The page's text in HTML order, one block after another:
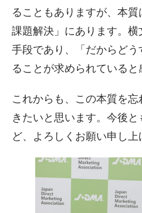
ることもありますが、本
課題解決」にあります。
手段であり、「だからど
ることが求められていると
これからも、この本質を
きたいと思います。今後
ど、よろしくお願い申し上